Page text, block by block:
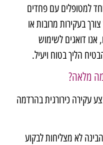
למטופלים עם פחדים
בעקירות מרובות או
אנו דואגים לשימוש
הליך בטוח ויעיל.
מלאה?
עקירה כירורגית בהרדמה
לא מצליחות לבקוע